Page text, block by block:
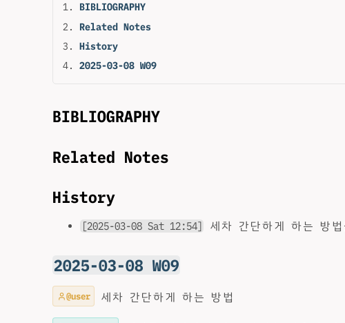
BIBLIOGRAPHY
Related Notes
History
2025-03-08 W09
BIBLIOGRAPHY
Related Notes
History
[2025-03-08 Sat 12:54] 세차 간단하게 하는 방
2025-03-08 W09
@user 세차 간단하게 하는 방법